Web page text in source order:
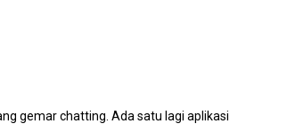
gemar chatting. Ada satu lagi aplikasi